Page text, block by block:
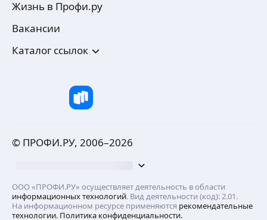
Жизнь в Профи.ру
Вакансии
Каталог ссылок
© ПРОФИ.РУ, 2006–2026
ООО «ПРОФИ.РУ» осуществляет деятельность в области
информационных технологий. Вид деятельности (код): 2.01.
На информационном ресурсе применяются рекомендательные
технологии. Политика конфиденциальности.